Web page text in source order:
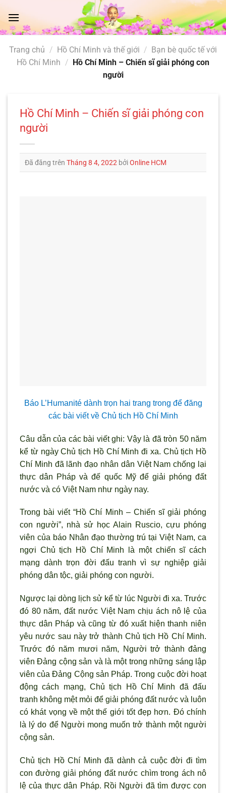
đến
nội
Trang chủ / Hồ Chí Minh và thế giới / Bạn bè quốc tế với
Hồ Chí Minh / Hồ Chí Minh – Chiến sĩ giải phóng con
người
Hồ Chí Minh – Chiến sĩ giải phóng con
người
Đã đăng trên Tháng 8 4, 2022 bởiOnline HCM
Báo L’Humanité dành trọn hai trang trong để đăng
các bài viết về Chủ tịch Hồ Chí Minh
Câu dẫn của các bài viết ghi: Vậy là đã tròn 50 năm
kể từ ngày Chủ tịch Hồ Chí Minh đi xa. Chủ tịch Hồ
Chí Minh đã lãnh đạo nhân dân Việt Nam chống lại
thực dân Pháp và đế quốc Mỹ để giải phóng đất
nước và có Việt Nam như ngày nay.
Trong bài viết “Hồ Chí Minh – Chiến sĩ giải phóng
con người”, nhà sử học Alain Ruscio, cựu phóng
viên của báo Nhân đạo thường trú tại Việt Nam, ca
ngợi Chủ tịch Hồ Chí Minh là một chiến sĩ cách
mạng dành trọn đời đấu tranh vì sự nghiệp giải
phóng dân tộc, giải phóng con người.
Ngược lại dòng lịch sử kể từ lúc Người đi xa. Trước
đó 80 năm, đất nước Việt Nam chịu ách nô lệ của
thực dân Pháp và cũng từ đó xuất hiện thanh niên
yêu nước sau này trở thành Chủ tịch Hồ Chí Minh.
Trước đó năm mươi năm, Người trở thành đảng
viên Đảng cộng sản và là một trong những sáng lập
viên của Đảng Cộng sản Pháp. Trong cuộc đời hoạt
động cách mạng, Chủ tịch Hồ Chí Minh đã đấu
tranh không mệt mỏi để giải phóng đất nước và luôn
có khát vọng về một thế giới tốt đẹp hơn. Đó chính
là lý do để Người mong muốn trở thành một người
cộng sản.
Chủ tịch Hồ Chí Minh đã dành cả cuộc đời đi tìm
con đường giải phóng đất nước chìm trong ách nô
lệ của thực dân Pháp. Rồi Người đã tìm được con